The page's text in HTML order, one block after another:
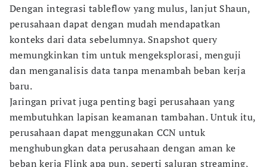
Dengan integrasi tableflow yang mulus, lanjut Shaun,
perusahaan dapat dengan mudah mendapatkan
konteks dari data sebelumnya. Snapshot query
memungkinkan tim untuk mengeksplorasi, menguji
dan menganalisis data tanpa menambah beban kerja
baru.
Jaringan privat juga penting bagi perusahaan yang
membutuhkan lapisan keamanan tambahan. Untuk itu,
perusahaan dapat menggunakan CCN untuk
menghubungkan data perusahaan dengan aman ke
beban kerja Flink apa pun, seperti saluran streaming,